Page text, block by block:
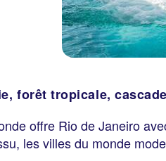
forêt tropicale,
offre Rio de Janeiro
les villes du monde